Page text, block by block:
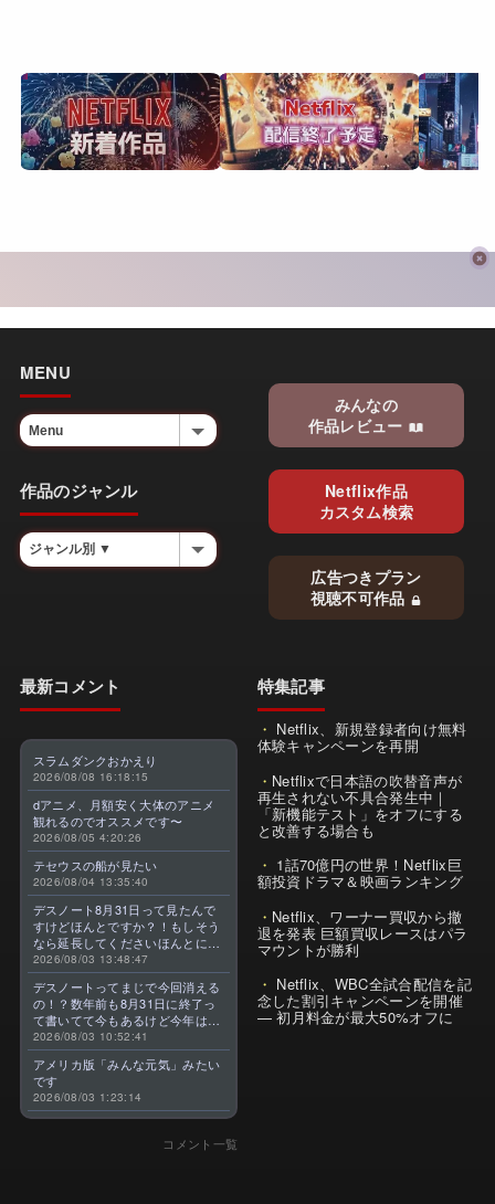
MENU
作品のジャンル
みんなの
作品レビュー
Netflix作品
カスタム検索
広告つきプラン
視聴不可作品
最新コメント
スラムダンクおかえり
2026/08/08 16:18:15
dアニメ、月額安く大体のアニメ
観れるのでオススメです〜
2026/08/05 4:20:26
テセウスの船が見たい
2026/08/04 13:35:40
デスノート8月31日って見たんで
すけどほんとですか？！もしそう
なら延長してくださいほんとに大
好きなんです😭
2026/08/03 13:48:47
デスノートってまじで今回消える
の！？数年前も8月31日に終了っ
て書いてて今もあるけど今年はま
じのやつ！？よくわからん！！で
きればなくならないでほしい！平
成アニメを振り返らせてくれっ
っ！！！！！！！
2026/08/03 10:52:41
アメリカ版「みんな元気」みたい
です
2026/08/03 1:23:14
コメント一覧
特集記事
Netflix、新規登録者向け無料
体験キャンペーンを再開
Netflixで日本語の吹替音声が
再生されない不具合発生中｜
「新機能テスト」をオフにする
と改善する場合も
1話70億円の世界！Netflix巨
額投資ドラマ＆映画ランキング
Netflix、ワーナー買収から撤
退を発表 巨額買収レースはパラ
マウントが勝利
Netflix、WBC全試合配信を記
念した割引キャンペーンを開催
— 初月料金が最大50%オフに